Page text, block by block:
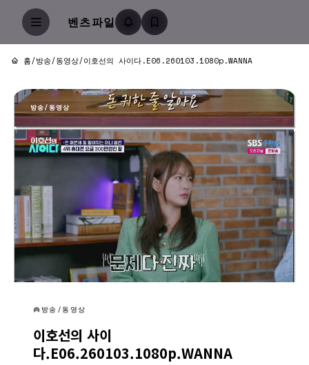
벤츠파일
홈/방송/동영상/이호선의 사이다.E06.260103.1080p.WANNA
방송/동영상
방송/동영상
이호선의 사이
다.E06.260103.1080p.WANNA